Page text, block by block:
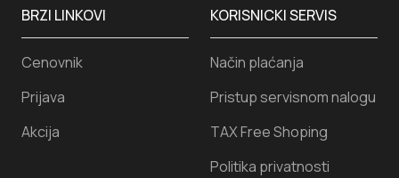
KORISNICKI SERVIS
Način plaćanja
Pristup servisnom nalogu
TAX Free Shoping
Politika privatnosti
BRZI LINKOVI
Cenovnik
Prijava
Akcija